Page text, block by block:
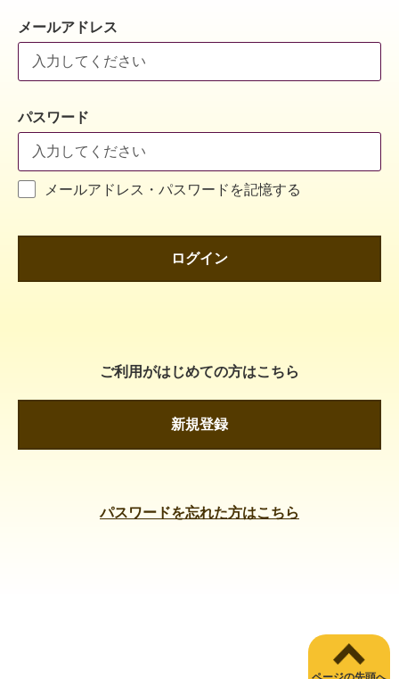
メールアドレス
パスワード
メールアドレス・パスワードを記憶する
ログイン
ご利用がはじめての方はこちら
新規登録
パスワードを忘れた方はこちら